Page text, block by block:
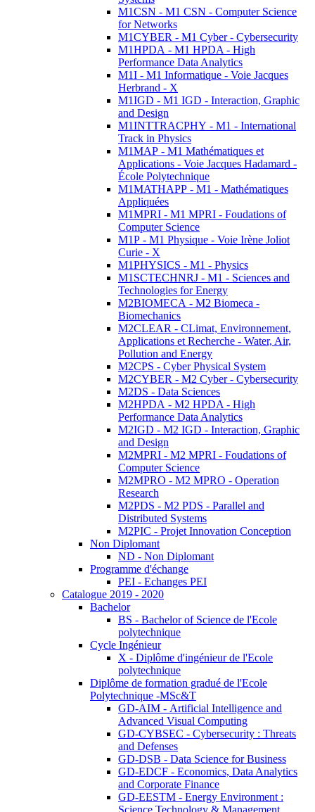
M1CSN - M1 CSN - Computer Science
for Networks
M1CYBER - M1 Cyber - Cybersecurity
M1HPDA - M1 HPDA - High
Performance Data Analytics
M1I - M1 Informatique - Voie Jacques
Herbrand - X
M1IGD - M1 IGD - Interaction, Graphic
and Design
M1INTTRACPHY - M1 - International
Track in Physics
M1MAP - M1 Mathématiques et
Applications - Voie Jacques Hadamard -
École Polytechnique
M1MATHAPP - M1 - Mathématiques
Appliquées
M1MPRI - M1 MPRI - Foudations of
Computer Science
M1P - M1 Physique - Voie Irène Joliot
Curie - X
M1PHYSICS - M1 - Physics
M1SCTECHNRJ - M1 - Sciences and
Technologies for Energy
M2BIOMECA - M2 Biomeca -
Biomechanics
M2CLEAR - CLimat, Environnement,
Applications et Recherche - Water, Air,
Pollution and Energy
M2CPS - Cyber Physical System
M2CYBER - M2 Cyber - Cybersecurity
M2DS - Data Sciences
M2HPDA - M2 HPDA - High
Performance Data Analytics
M2IGD - M2 IGD - Interaction, Graphic
and Design
M2MPRI - M2 MPRI - Foudations of
Computer Science
M2MPRO - M2 MPRO - Operation
Research
M2PDS - M2 PDS - Parallel and
Distributed Systems
M2PIC - Projet Innovation Conception
Non Diplomant
ND - Non Diplomant
Programme d'échange
PEI - Echanges PEI
Catalogue 2019 - 2020
Bachelor
BS - Bachelor of Science de l'Ecole
polytechnique
Cycle Ingénieur
X - Diplôme d'ingénieur de l'Ecole
polytechnique
Diplôme de formation gradué de l'Ecole
Polytechnique -MSc&T
GD-AIM - Artificial Intelligence and
Advanced Visual Computing
GD-CYBSEC - Cybersecurity : Threats
and Defenses
GD-DSB - Data Science for Business
GD-EDCF - Economics, Data Analytics
and Corporate Finance
GD-EESTM - Energy Environment :
Science Technology & Management